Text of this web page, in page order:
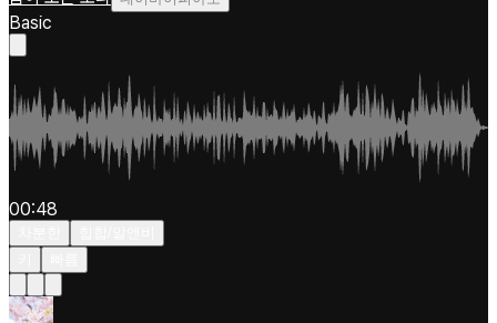
Basic
00:48